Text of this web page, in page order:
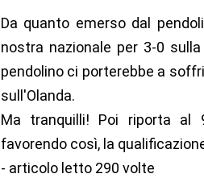
Da quanto emerso dal
nostra nazionale per 3-0
pendolino ci porterebbe a
sull'Olanda.
Ma tranquilli! Poi riporta al
favorendo così, la
- articolo letto 290 volte